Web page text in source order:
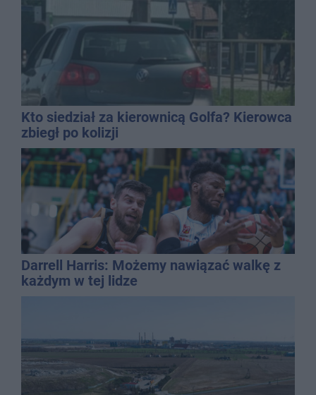
Kto siedział za kierownicą Golfa? Kierowca
zbiegł po kolizji
Darrell Harris: Możemy nawiązać walkę z
każdym w tej lidze